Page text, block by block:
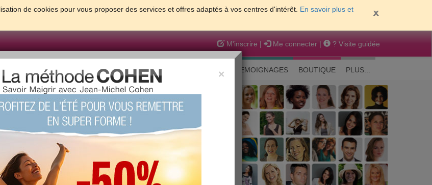
de cookies pour vous proposer des services et offres adaptés à vos centres d'intérêt. En savoir plus et
M'inscrire | Me connecter | ? Visite guidée
& SANTE PSYCHO & TESTS GROSSESSE & BEBE TEMOIGNAGES BOUTIQUE PLUS...
solutions pour maigrir et être bien dans sa peau
×